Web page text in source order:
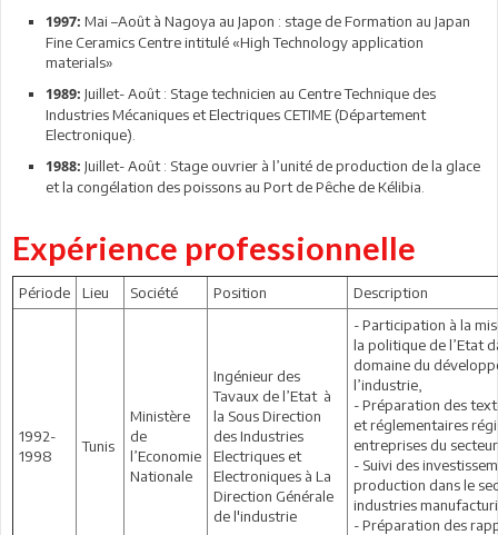
1997: Mai –Août à Nagoya au Japon : stage de Formation au Japan
Fine Ceramics Centre intitulé «High Technology application
materials»
1989: Juillet- Août : Stage technicien au Centre Technique des
Industries Mécaniques et Electriques CETIME (Département
Electronique).
1988: Juillet- Août : Stage ouvrier à l’unité de production de la glace
et la congélation des poissons au Port de Pêche de Kélibia.
Expérience professionnelle
Période Lieu Société Position Description
1992-
1998
Tunis
Ministère
de
l’Economie
Nationale
Ingénieur des
Tavaux de l’Etat à
la Sous Direction
des Industries
Electriques et
Electroniques à La
Direction Générale
de l'industrie
- Participation à la
la politique de l’Etat
domaine du
l’industrie,
- Préparation des
et réglementaires
entreprises du
- Suivi des
production dans le
industries
- Préparation des